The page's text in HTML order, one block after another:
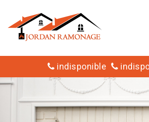
indisponible